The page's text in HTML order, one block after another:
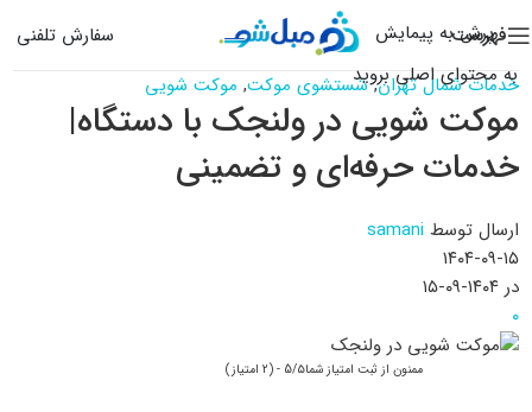
پرش به پیمایش
به محتوای اصلی بروید
فهرست
سفارش تلفنی
خدمات شمال تهران,شستشوی موکت, موکت شویی
موکت شویی در ولنجک با دستگاه|
خدمات حرفه‌ای و تضمینی
ارسال توسط samani
۱۴۰۴-۰۹-۱۵
در ۱۴۰۴-۰۹-۱۵
۰
ممنون از ثبت امتیاز شما5/۵ - (۲ امتیاز)